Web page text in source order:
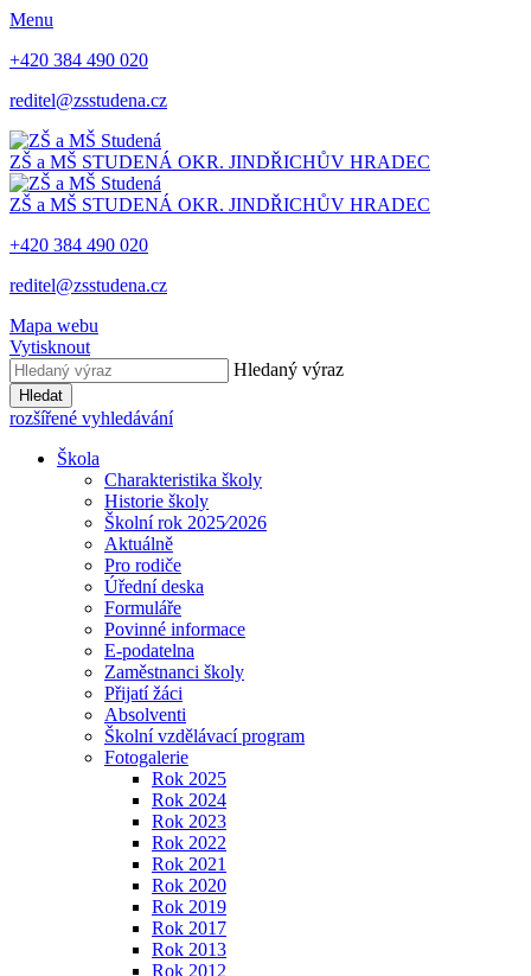
Menu
+420 384 490 020
reditel@zsstudena.cz
ZŠ a MŠ STUDENÁ OKR. JINDŘICHŮV HRADEC
ZŠ a MŠ STUDENÁ OKR. JINDŘICHŮV HRADEC
+420 384 490 020
reditel@zsstudena.cz
Mapa webu
Vytisknout
Hledaný výraz
Hledat
rozšířené vyhledávání
Škola
Charakteristika školy
Historie školy
Školní rok 2025⁄2026
Aktuálně
Pro rodiče
Úřední deska
Formuláře
Povinné informace
E-podatelna
Zaměstnanci školy
Přijatí žáci
Absolventi
Školní vzdělávací program
Fotogalerie
Rok 2025
Rok 2024
Rok 2023
Rok 2022
Rok 2021
Rok 2020
Rok 2019
Rok 2017
Rok 2013
Rok 2012